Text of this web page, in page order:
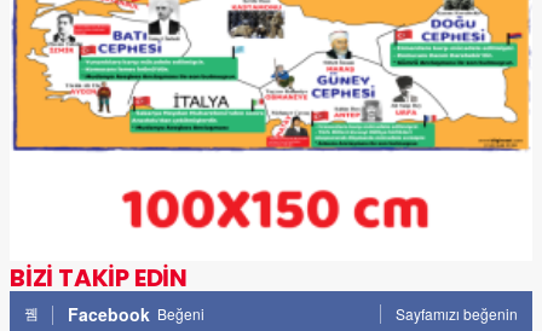
BİZİ TAKİP EDİN
Facebook Beğeni Sayfamızı beğenin